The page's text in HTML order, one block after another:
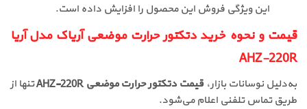
این ویژگی فروش این محصول را افزایش داده است.
قیمت و نحوه خرید دتکتور حرارت موضعی آریاک مدل آریا
AHZ-220R
به‌دلیل نوسانات بازار،قیمت دتکتور حرارت موضعی AHZ-220R
تنها از
طریق تماس تلفنی اعلام می‌شود.